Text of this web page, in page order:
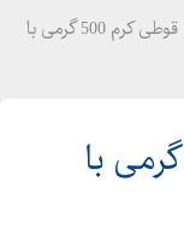
صادرات و واردات > فروش ویژه قوطی کرم 500 گرمی با
فروش ویژه قوطی کرم 500 گرمی با